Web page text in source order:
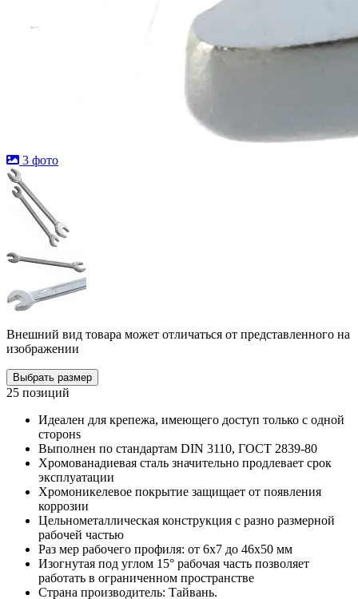
3 фото
Внешний вид товара может отличаться от представленного на
изображении
Выбрать размер
25 позиций
Идеален для крепежа, имеющего доступ только с одной
сторонs
Выполнен по стандартам DIN 3110, ГОСТ 2839-80
Хромованадиевая сталь значительно продлевает срок
эксплуатации
Хромоникелевое покрытие защищает от появления
коррозии
Цельнометаллическая конструкция с разно размерной
рабочей частью
Раз мер рабочего профиля: от 6х7 до 46х50 мм
Изогнутая под углом 15° рабочая часть позволяет
работать в ограниченном пространстве
Страна производитель: Тайвань.